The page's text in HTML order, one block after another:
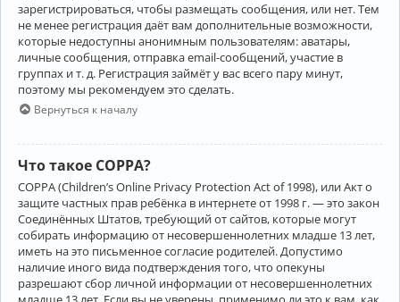
зарегистрироваться, чтобы размещать сообщения, или нет. Тем
не менее регистрация даёт вам дополнительные возможности,
которые недоступны анонимным пользователям: аватары,
личные сообщения, отправка email-сообщений, участие в
группах и т. д. Регистрация займёт у вас всего пару минут,
поэтому мы рекомендуем это сделать.
Вернуться к началу
Что такое COPPA?
COPPA (Children’s Online Privacy Protection Act of 1998), или Акт о
защите частных прав ребёнка в интернете от 1998 г. — это закон
Соединённых Штатов, требующий от сайтов, которые могут
собирать информацию от несовершеннолетних младше 13 лет,
иметь на это письменное согласие родителей. Допустимо
наличие иного вида подтверждения того, что опекуны
разрешают сбор личной информации от несовершеннолетних